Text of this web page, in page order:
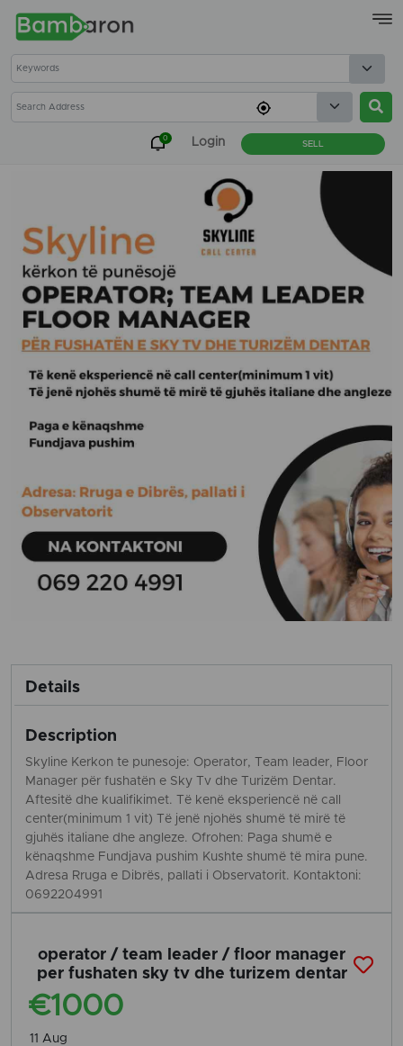
×
0 Login SELL
Details
Description
Skyline Kerkon te punesoje: Operator, Team leader, Floor
Manager për fushatën e Sky Tv dhe Turizëm Dentar.
Aftesitë dhe kualifikimet. Të kenë eksperiencë në call
center(minimum 1 vit) Të jenë njohës shumë të mirë të
gjuhës italiane dhe angleze. Ofrohen: Paga shumë e
kënaqshme Fundjava pushim Kushte shumë të mira pune.
Adresa Rruga e Dibrës, pallati i Observatorit. Kontaktoni:
0692204991
operator / team leader / floor manager
per fushaten sky tv dhe turizem dentar
€1000
11 Aug